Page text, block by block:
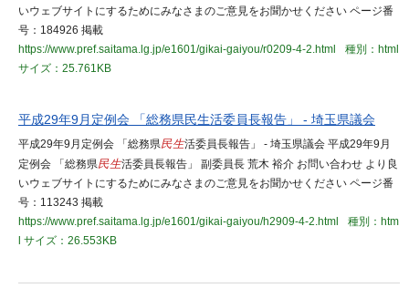
いウェブサイトにするためにみなさまのご意見をお聞かせください ページ番
号：184926 掲載
https://www.pref.saitama.lg.jp/e1601/gikai-gaiyou/r0209-4-2.html
種別：html
サイズ：25.761KB
平成29年9月定例会 「総務県民生活委員長報告」 - 埼玉県議会
平成29年9月定例会 「総務県民生活委員長報告」 - 埼玉県議会 平成29年9月
定例会 「総務県民生活委員長報告」 副委員長 荒木 裕介 お問い合わせ より良
いウェブサイトにするためにみなさまのご意見をお聞かせください ページ番
号：113243 掲載
https://www.pref.saitama.lg.jp/e1601/gikai-gaiyou/h2909-4-2.html
種別：htm
サイズ：26.553KB